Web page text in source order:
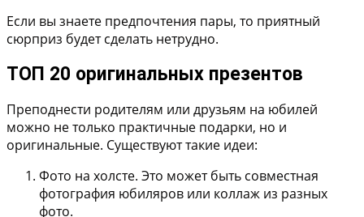
Если вы знаете предпочтения пары, то приятный
сюрприз будет сделать нетрудно.
ТОП 20 оригинальных презентов
Преподнести родителям или друзьям на юбилей
можно не только практичные подарки, но и
оригинальные. Существуют такие идеи:
Фото на холсте. Это может быть совместная
фотография юбиляров или коллаж из разных
фото.